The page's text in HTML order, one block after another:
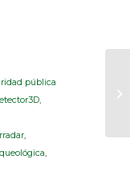
pública
,
,
,